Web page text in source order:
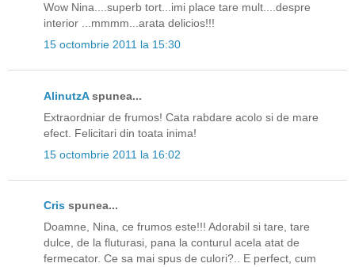
Wow Nina....superb tort...imi place tare mult....despre
interior ...mmmm...arata delicios!!!
15 octombrie 2011 la 15:30
AlinutzAspunea...
Extraordniar de frumos! Cata rabdare acolo si de mare
efect. Felicitari din toata inima!
15 octombrie 2011 la 16:02
Cris spunea...
Doamne, Nina, ce frumos este!!! Adorabil si tare, tare
dulce, de la fluturasi, pana la conturul acela atat de
fermecator. Ce sa mai spus de culori?.. E perfect, cum